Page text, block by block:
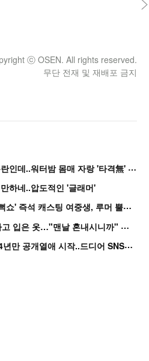
ⓒ OSEN. All rights reserved.
무단 전재 및 재배포 금지
비
비, 성행위 연상 안무로 논란인데..워터밤 몸매 자랑 '타격無' 근황
하네..압도적인 '글래머'
“
연습생 아닙니다” 싸이 '흠뻑쇼' 즉석 캐스팅 여중생, 루머 뿔났다[Oh!쎈 이...
홍
진영, '임신설' 종결 작정하고 입은 옷…"맨날 혼내시니까" 억울
'
흑백' 김도윤♥배우 김서연, 4년만 공개열애 시작..드디어 SNS에 노출 [핫피...